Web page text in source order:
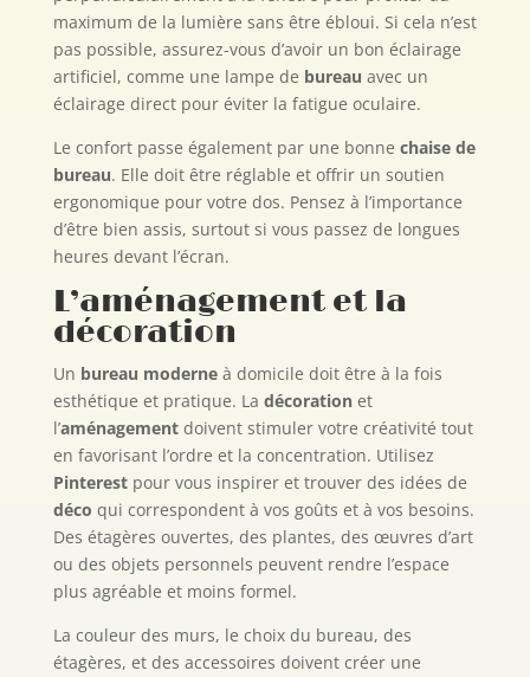
maximum de la lumière sans être ébloui. Si cela n’est
pas possible, assurez-vous d’avoir un bon éclairage
artificiel, comme une lampe de bureau avec un
éclairage direct pour éviter la fatigue oculaire.
Le confort passe également par une bonne chaise de
bureau. Elle doit être réglable et offrir un soutien
ergonomique pour votre dos. Pensez à l’importance
d’être bien assis, surtout si vous passez de longues
heures devant l’écran.
L’aménagement et la
décoration
Un bureau moderneà domicile doit être à la fois
esthétique et pratique. La décoration et
l’aménagementdoivent stimuler votre créativité tout
en favorisant l’ordre et la concentration. Utilisez
Pinterestpour vous inspirer et trouver des idées de
déco qui correspondent à vos goûts et à vos besoins.
Des étagères ouvertes, des plantes, des œuvres d’art
ou des objets personnels peuvent rendre l’espace
plus agréable et moins formel.
La couleur des murs, le choix du bureau, des
étagères, et des accessoires doivent créer une